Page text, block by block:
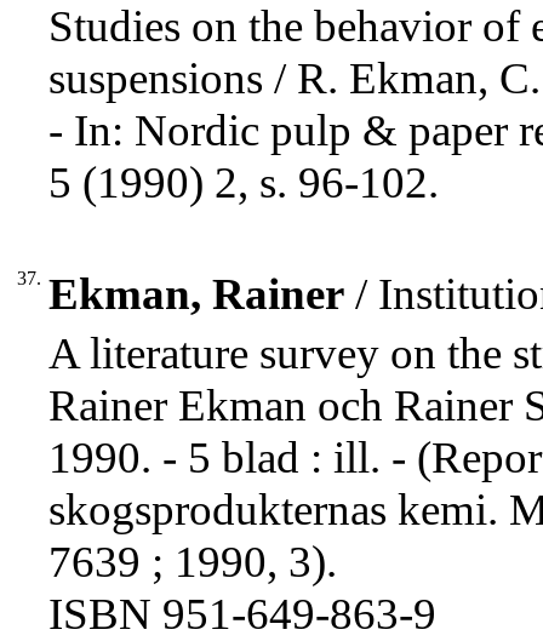
Studies on the behavior of
suspensions / R. Ekman,
- In: Nordic pulp & paper
5 (1990) 2, s. 96-102.
37. Ekman, Rainer /
A literature survey on the
Rainer Ekman och
1990. - 5 blad : ill. -
skogsprodukternas kemi.
7639 ; 1990, 3).
ISBN 951-649-863-9